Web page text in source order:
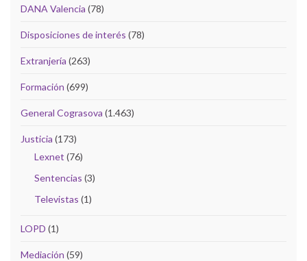
DANA Valencia (78)
Disposiciones de interés (78)
Extranjería (263)
Formación (699)
General Cograsova (1.463)
Justicia (173)
Lexnet (76)
Sentencias (3)
Televistas (1)
LOPD (1)
Mediación (59)